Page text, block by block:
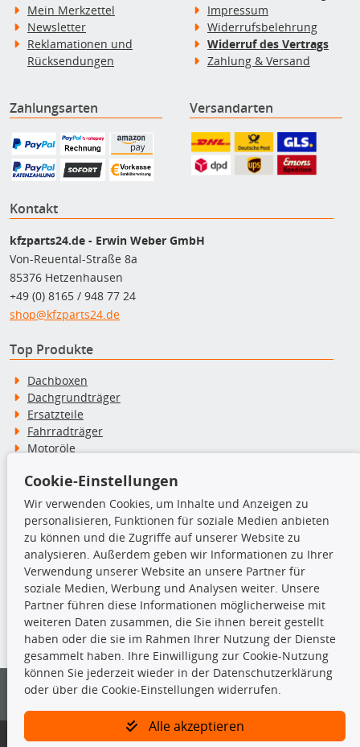
Mein Merkzettel
Newsletter
Reklamationen und
Rücksendungen
Impressum
Widerrufsbelehrung
Widerruf des Vertrags
Zahlung & Versand
Zahlungsarten Versandarten
Kontakt
kfzparts24.de - Erwin Weber GmbH
Von-Reuental-Straße 8a
85376 Hetzenhausen
+49 (0) 8165 / 948 77 24
shop@kfzparts24.de
Top Produkte
Dachboxen
Dachgrundträger
Ersatzteile
Fahrradträger
Motoröle
Schneeketten
TecDoc Inside
Die hier angezeigten Daten insbesondere die gesamte Datenbank dürfen
nicht kopiert werden.
Es ist zu unterlassen, die Daten oder die gesamte Datenbank ohne
vorherige Zustimmung von TecDoc zu vervielfältigen, zu verbreiten
und/oder diese Handlungen durch Dritte ausführen zu lassen. Ein
Bitte prüfen Sie, ob das über unseren Onlineshop identifizierte Ersatzteil
Cookie-Einstellungen
Wir verwenden Cookies, um Inhalte und Anzeigen zu
personalisieren, Funktionen für soziale Medien anbieten
zu können und die Zugriffe auf unserer Website zu
analysieren. Außerdem geben wir Informationen zu Ihrer
Verwendung unserer Website an unsere Partner für
soziale Medien, Werbung und Analysen weiter. Unsere
Partner führen diese Informationen möglicherweise mit
weiteren Daten zusammen, die Sie ihnen bereit gestellt
haben oder die sie im Rahmen Ihrer Nutzung der Dienste
gesammelt haben. Ihre Einwilligung zur Cookie-Nutzung
können Sie jederzeit wieder in der Datenschutzerklärung
oder über die Cookie-Einstellungen widerrufen.
Alle akzeptieren